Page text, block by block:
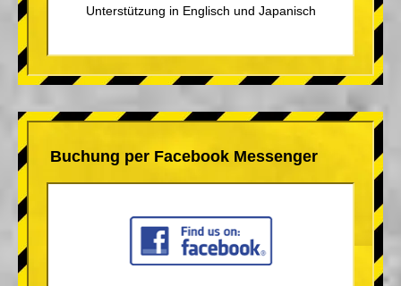
Unterstützung in Englisch und Japanisch
Buchung per Facebook Messenger